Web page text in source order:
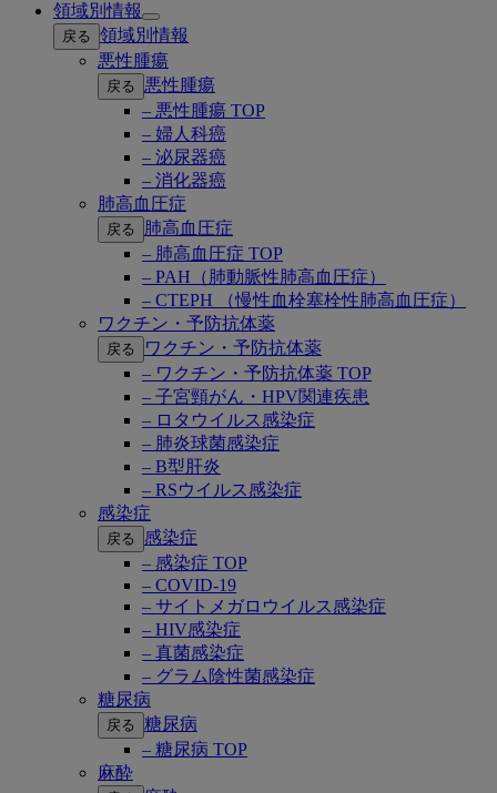
領域別情報
Open
submenu
戻る 領域別情報
悪性腫瘍
戻る
悪性腫瘍
– 悪性腫瘍 TOP
– 婦人科癌
– 泌尿器癌
– 消化器癌
肺高血圧症
戻る
肺高血圧症
– 肺高血圧症 TOP
– PAH（肺動脈性肺高血圧症）
– CTEPH （慢性血栓塞栓性肺高血圧症）
ワクチン・予防抗体薬
戻る
ワクチン・予防抗体薬
– ワクチン・予防抗体薬 TOP
– 子宮頸がん・HPV関連疾患
– ロタウイルス感染症
– 肺炎球菌感染症
– B型肝炎
– RSウイルス感染症
感染症
戻る
感染症
– 感染症 TOP
– COVID-19
– サイトメガロウイルス感染症
– HIV感染症
– 真菌感染症
– グラム陰性菌感染症
糖尿病
戻る 糖尿病
– 糖尿病 TOP
麻酔